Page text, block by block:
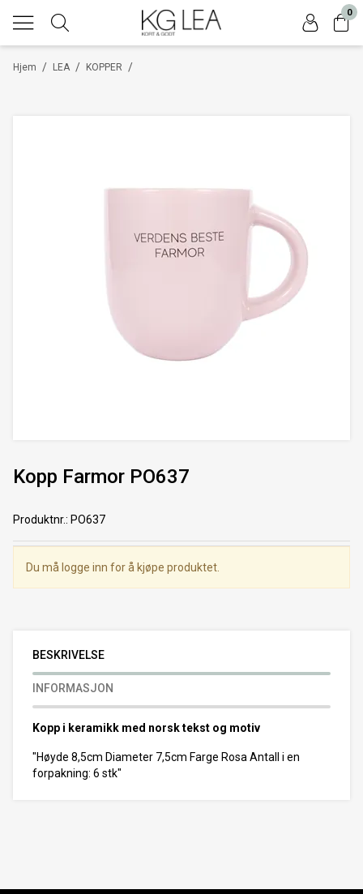
0
/
Hjem /
LEA /
KOPPER
Kopp Farmor PO637
Produktnr.: PO637
Du må logge inn for å kjøpe produktet.
BESKRIVELSE
INFORMASJON
Kopp i keramikk med norsk tekst og motiv
"Høyde 8,5cm Diameter 7,5cm Farge Rosa Antall i en
forpakning: 6 stk"